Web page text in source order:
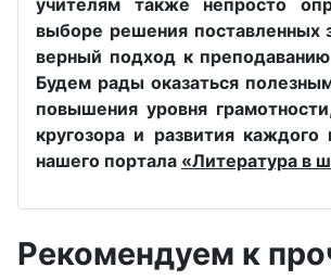
учителям также непросто
выборе решения поставленных
верный подход к
Будем рады оказаться
повышения уровня
кругозора и развития каждого
нашего портала «Литература в
Рекомендуем к